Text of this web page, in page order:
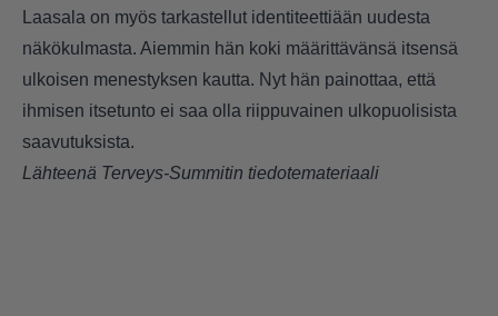
Laasala on myös tarkastellut identiteettiään uudesta
näkökulmasta. Aiemmin hän koki määrittävänsä itsensä
ulkoisen menestyksen kautta. Nyt hän painottaa, että
ihmisen itsetunto ei saa olla riippuvainen ulkopuolisista
saavutuksista.
Lähteenä Terveys-Summitin tiedotemateriaali